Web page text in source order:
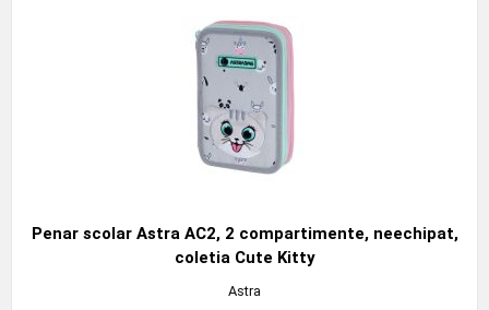
Penar scolar Astra AC2, 2 compartimente, neechipat,
coletia Cute Kitty
Astra